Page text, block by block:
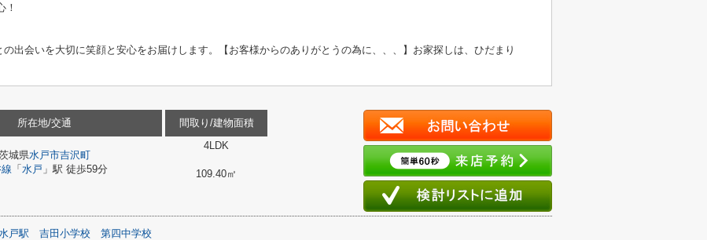
！
出会いを大切に笑顔と安心をお届けします。【お客様からのありがとうの為に、、、】お家探しは、ひだまり
所在地/交通
城県水戸市吉沢町
「 水戸 」駅 徒歩59分
間取り/建物面積
4LDK
109.40㎡
戸駅 吉田小学校 第四中学校